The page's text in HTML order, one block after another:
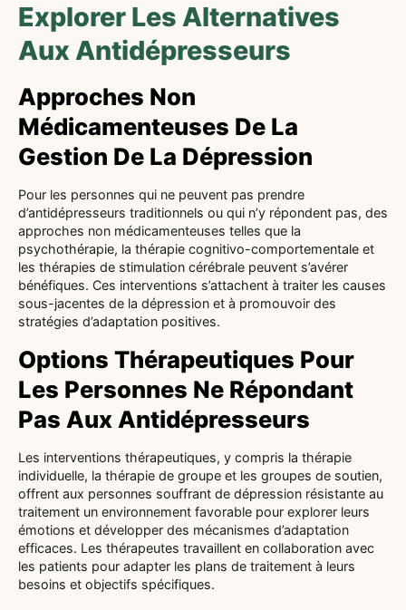
Explorer Les Alternatives
Aux Antidépresseurs
Approches Non
Médicamenteuses De La
Gestion De La Dépression
Pour les personnes qui ne peuvent pas prendre
d’antidépresseurs traditionnels ou qui n’y répondent pas, des
approches non médicamenteuses telles que la
psychothérapie, la thérapie cognitivo-comportementale et
les thérapies de stimulation cérébrale peuvent s’avérer
bénéfiques. Ces interventions s’attachent à traiter les causes
sous-jacentes de la dépression et à promouvoir des
stratégies d’adaptation positives.
Options Thérapeutiques Pour
Les Personnes Ne Répondant
Pas Aux Antidépresseurs
Les interventions thérapeutiques, y compris la thérapie
individuelle, la thérapie de groupe et les groupes de soutien,
offrent aux personnes souffrant de dépression résistante au
traitement un environnement favorable pour explorer leurs
émotions et développer des mécanismes d’adaptation
efficaces. Les thérapeutes travaillent en collaboration avec
les patients pour adapter les plans de traitement à leurs
besoins et objectifs spécifiques.